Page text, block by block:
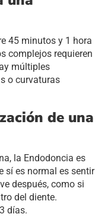
45 minutos y 1 hora
complejos requieren
múltiples
o curvaturas
de una
la Endodoncia es
sí es normal es sentir
después, como si
del diente.
días.